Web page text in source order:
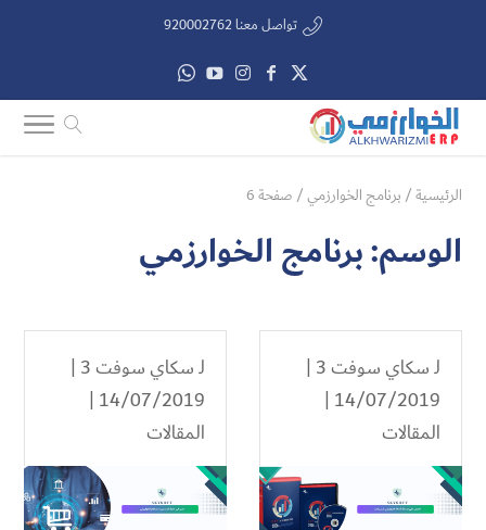
تواصل معنا 920002762
الرئيسية/ برنامج الخوارزمي/ صفحة 6
الوسم:برنامج الخوارزمي
لـسكاي سوفت 3
|
14/07/2019 |
المقالات
لـسكاي سوفت 3
|
14/07/2019 |
المقالات